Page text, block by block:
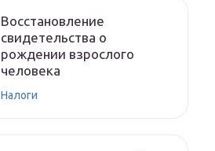
Восстановление
свидетельства о
рождении взрослого
человека
Налоги